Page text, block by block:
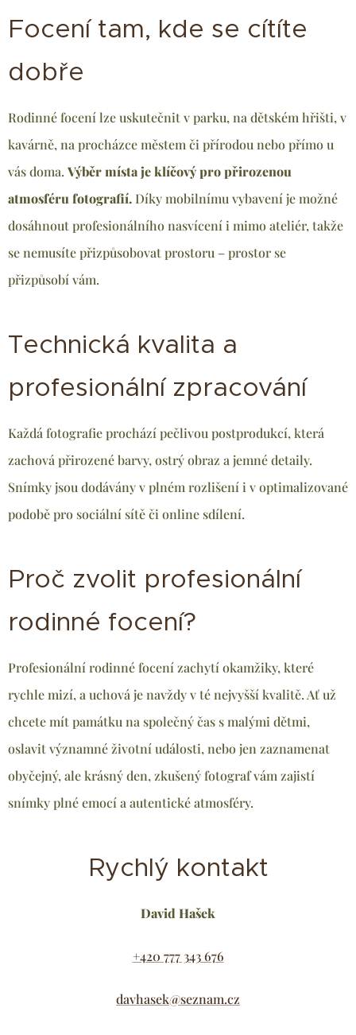
Focení tam, kde se cítíte
dobře
Rodinné focení lze uskutečnit v parku, na dětském hřišti, v
kavárně, na procházce městem či přírodou nebo přímo u
vás doma. Výběr místa je klíčový pro přirozenou
atmosféru fotografií.Díky mobilnímu vybavení je možné
dosáhnout profesionálního nasvícení i mimo ateliér, takže
se nemusíte přizpůsobovat prostoru – prostor se
přizpůsobí vám.
Technická kvalita a
profesionální zpracování
Každá fotografie prochází pečlivou postprodukcí, která
zachová přirozené barvy, ostrý obraz a jemné detaily.
Snímky jsou dodávány v plném rozlišení i v optimalizované
podobě pro sociální sítě či online sdílení.
Proč zvolit profesionální
rodinné focení?
Profesionální rodinné focení zachytí okamžiky, které
rychle mizí, a uchová je navždy v té nejvyšší kvalitě. Ať už
chcete mít památku na společný čas s malými dětmi,
oslavit významné životní události, nebo jen zaznamenat
obyčejný, ale krásný den, zkušený fotograf vám zajistí
snímky plné emocí a autentické atmosféry.
Rychlý kontakt
David Hašek
+420 777 343 676
davhasek@seznam.cz